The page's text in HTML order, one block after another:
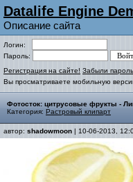
Datalife Engine
Описание сайта
Логин:
Пароль:
Регистрация на сайте! Забыли
Вы просматриваете мобильную
Фотосток: цитрусовые фрукты -
Категория: Растровый клипарт
автор: shadowmoon | 10-06-2013,